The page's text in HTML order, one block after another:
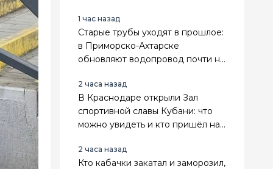
1 час назад
Старые трубы уходят в прошлое:
в Приморско-Ахтарске
обновляют водопровод почти на
2 часа назад
В Краснодаре открыли Зал
спортивной славы Кубани: что
можно увидеть и кто пришёл на
2 часа назад
Кто кабачки закатал и заморозил,